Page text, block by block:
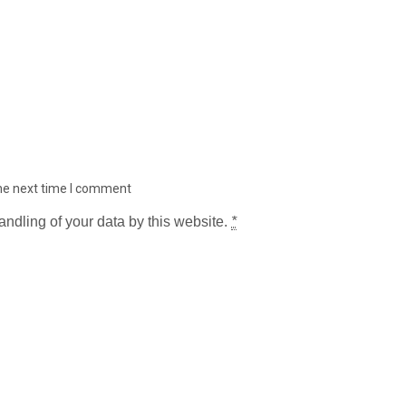
next time I comment
of your data by this website. *